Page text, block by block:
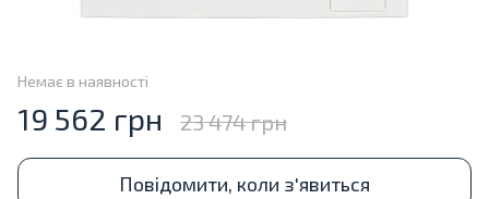
Немає в наявності
19 562 грн 23 474 грн
Повідомити, коли з'явиться